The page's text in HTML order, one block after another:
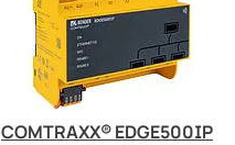
COMTRAXX® EDGE500IP